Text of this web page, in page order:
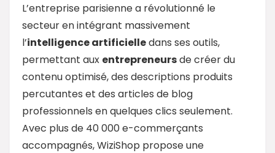
L’entreprise parisienne a révolutionné le
secteur en intégrant massivement
l’intelligence artificielledans ses outils,
permettant aux entrepreneursde créer du
contenu optimisé, des descriptions produits
percutantes et des articles de blog
professionnels en quelques clics seulement.
Avec plus de 40 000 e-commerçants
accompagnés, WiziShop propose une